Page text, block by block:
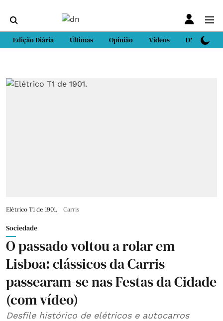
Edição Diária Últimas Opinião Vídeos DN Sport
Elétrico T1 de 1901. Carris
Sociedade
O passado voltou a rolar em
Lisboa: clássicos da Carris
passearam-se nas Festas da Cidade
(com vídeo)
Desfile histórico de elétricos e autocarros